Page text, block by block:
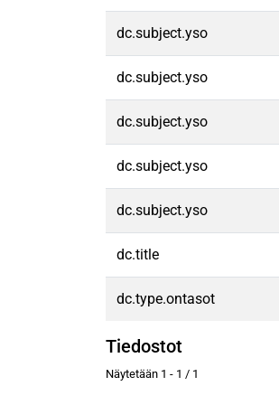
dc.subject.yso
dc.subject.yso
dc.subject.yso
dc.subject.yso
dc.subject.yso
dc.title
dc.type.ontasot
Tiedostot
Näytetään 1 - 1 / 1